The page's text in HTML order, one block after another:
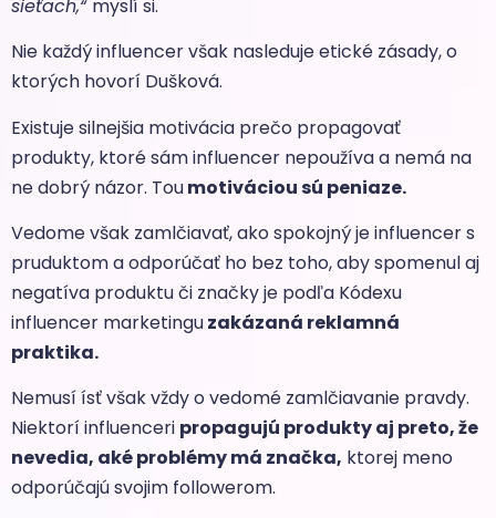
sieťach,“ myslí si.
Nie každý influencer však nasleduje etické zásady, o
ktorých hovorí Dušková.
Existuje silnejšia motivácia prečo propagovať
produkty, ktoré sám influencer nepoužíva a nemá na
ne dobrý názor. Toumotiváciou sú peniaze.
Vedome však zamlčiavať, ako spokojný je influencer s
pruduktom a odporúčať ho bez toho, aby spomenul aj
negatíva produktu či značky je podľa Kódexu
influencer marketinguzakázaná reklamná
praktika.
Nemusí ísť však vždy o vedomé zamlčiavanie pravdy.
Niektorí influenceri propagujú produkty aj preto, že
nevedia, aké problémy má značka, ktorej meno
odporúčajú svojim followerom.